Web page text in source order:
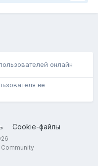
онлайн
не
Cookie-файлы